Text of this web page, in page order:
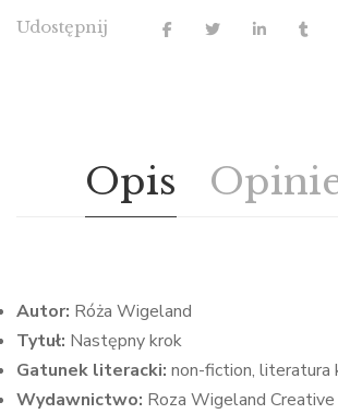
Udostępnij
Opis
Autor: Róża Wigeland
Tytuł: Następny krok
Gatunek literacki: non-fiction, literatura
Wydawnictwo: Roza Wigeland Creative